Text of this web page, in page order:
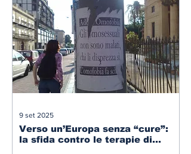
9 set 2025
Verso un’Europa senza “cure”:
la sfida contro le terapie di